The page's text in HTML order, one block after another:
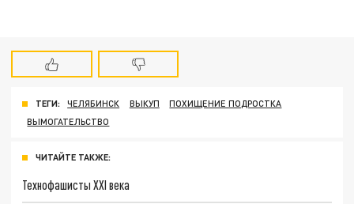
ТЕГИ: ЧЕЛЯБИНСК ВЫКУП
ПОХИЩЕНИЕ ПОДРОСТКА
ВЫМОГАТЕЛЬСТВО
ЧИТАЙТЕ ТАКЖЕ:
Технофашисты XXI века